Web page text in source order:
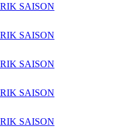
SAISON
SAISON
SAISON
SAISON
SAISON